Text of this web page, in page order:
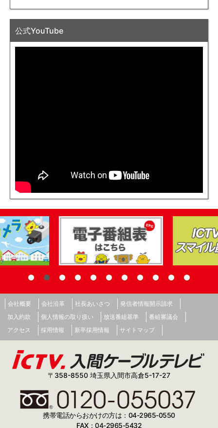
公式YouTube
会社概要 会社沿革 社長あいさつ
発信者情報開示請求
加入約款
個人情報の取り扱い 放送番組基準
番組審議会
アクセス
採用情報 新卒採用情報 サイトマップ
〒358-8550 埼玉県入間市高倉5-17-27
携帯電話からおかけの方は：04-2965-0550
FAX：04-2965-5432